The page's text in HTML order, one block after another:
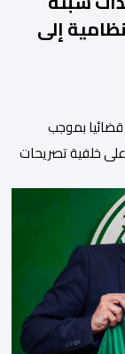
إلى
بموجب
خلفية تصريحات
وكانت
كيدية، تدعي